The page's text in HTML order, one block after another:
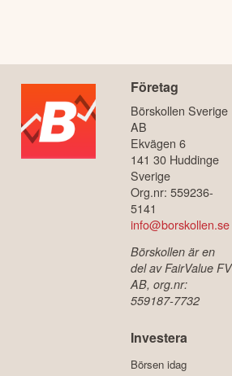
Företag
Börskollen Sverige
AB
Ekvägen 6
141 30 Huddinge
Sverige
Org.nr: 559236-
5141
info@borskollen.se
Börskollen är en
del av FairValue FV
AB, org.nr:
559187-7732
Investera
Börsen idag